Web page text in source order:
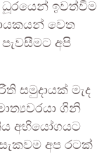
ඉවත්වීම
වෙත
අපි
සමුදායක් මැද
ගිනි
අභියෝගයට
අප රටක්